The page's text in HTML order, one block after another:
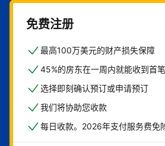
免费注册
最高100万美元的财产损失保障
45%的房东在一周内就能收到首
选择即刻确认预订或申请预订
我们将协助您收款
每日收款。2026年支付服务费免